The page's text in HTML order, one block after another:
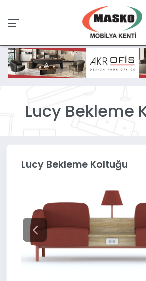
Lucy Bekleme
Lucy Bekleme Koltuğu